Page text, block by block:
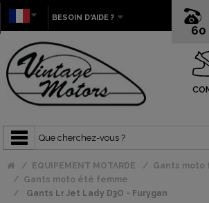
60
BESOIN D'AIDE ?
EQUIPEMENT MOTARDE
Gants moto
Gants moto été femme
Gants Lr Jet Lady D3O - Furygan